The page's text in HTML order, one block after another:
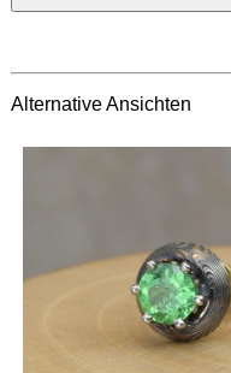
Alternative Ansichten